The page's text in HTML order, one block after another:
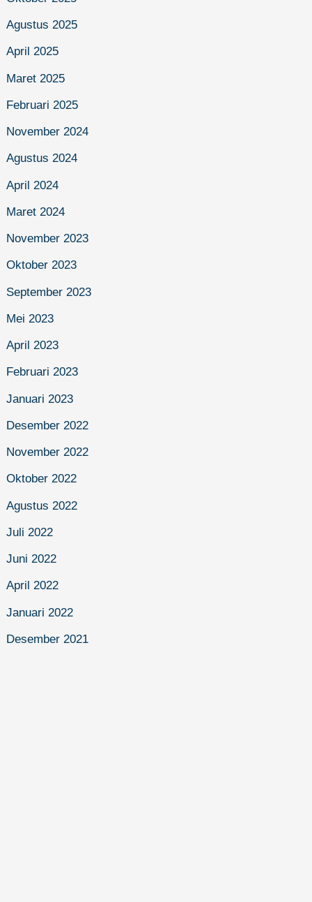
Agustus 2025
April 2025
Maret 2025
Februari 2025
November 2024
Agustus 2024
April 2024
Maret 2024
November 2023
Oktober 2023
September 2023
Mei 2023
April 2023
Februari 2023
Januari 2023
Desember 2022
November 2022
Oktober 2022
Agustus 2022
Juli 2022
Juni 2022
April 2022
Januari 2022
Desember 2021